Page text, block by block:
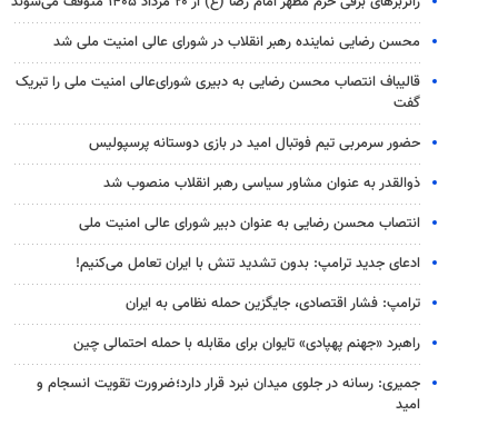
محسن رضایی نماینده رهبر انقلاب در شورای عالی امنیت ملی شد
قالیباف انتصاب محسن رضایی به دبیری شورای‌عالی امنیت ملی را تبریک
گفت
حضور سرمربی تیم فوتبال امید در بازی دوستانه پرسپولیس
ذوالقدر به عنوان مشاور سیاسی رهبر انقلاب منصوب شد
انتصاب محسن رضایی به عنوان دبیر شورای عالی امنیت ملی
ادعای جدید ترامپ: بدون تشدید تنش با ایران تعامل می‌کنیم!
ترامپ: فشار اقتصادی، جایگزین حمله نظامی به ایران
راهبرد «جهنم پهپادی» تایوان برای مقابله با حمله احتمالی چین
جمیری: رسانه‌ در جلوی میدان نبرد قرار دارد؛ضرورت تقویت انسجام و
امید